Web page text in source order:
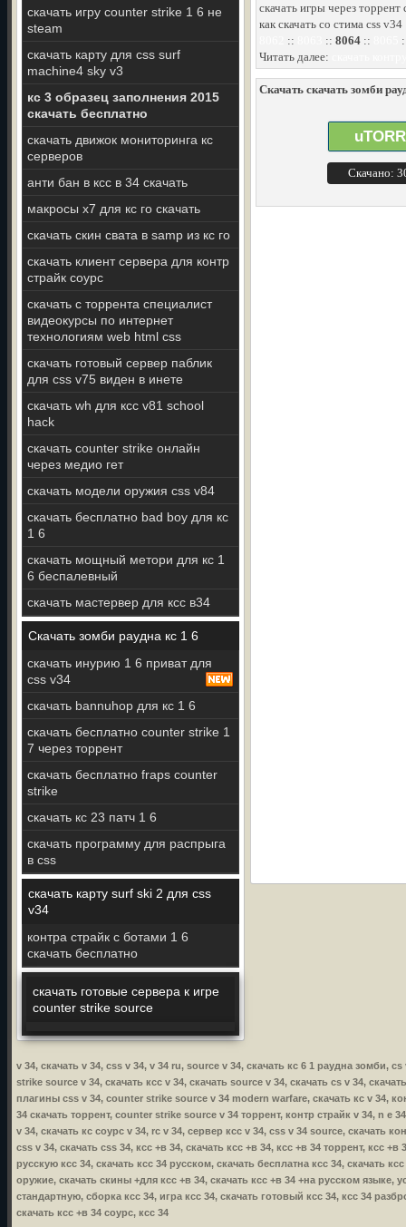
скачать игру counter strike 1 6 не
steam
скачать карту для css surf
machine4 sky v3
кс 3 образец заполнения 2015
скачать бесплатно
скачать движок мониторинга кс
серверов
анти бан в ксс в 34 скачать
макросы х7 для кс го скачать
скачать скин свата в samp из кс го
скачать клиент сервера для контр
страйк соурс
скачать с торрента специалист
видеокурсы по интернет
технологиям web html css
скачать готовый сервер паблик
для css v75 виден в инете
скачать wh для ксс v81 school
hack
скачать counter strike онлайн
через медио гет
скачать модели оружия css v84
скачать бесплатно bad boy для кс
1 6
скачать мощный метори для кс 1
6 беспалевный
скачать мастервер для ксс в34
Скачать зомби раудна кс 1 6
скачать инурию 1 6 приват для
css v34
скачать bannuhop для кс 1 6
скачать бесплатно counter strike 1
7 через торрент
скачать бесплатно fraps counter
strike
скачать кс 23 патч 1 6
скачать программу для распрыга
в css
скачать карту surf ski 2 для css
v34
контра страйк с ботами 1 6
скачать бесплатно
скачать готовые сервера к игре
counter strike source
скачать игры через
как скачать со стима css v34
:: :: 8064 ::
Читать далее:
Скачать скачать зомби
Скачано:
v 34, скачать v 34, css v 34, v 34 ru, source v 34, скачать кс 6 1 раудна зомби,
strike source v 34, скачать ксс v 34, скачать source v 34, скачать cs v 34,
плагины css v 34, counter strike source v 34 modern warfare, скачать кс v 34,
34 скачать торрент, counter strike source v 34 торрент, контр страйк v 34, n e
v 34, скачать кс соурс v 34, rc v 34, сервер ксс v 34, css v 34 source, скачать
css v 34, скачать css 34, ксс +в 34, скачать ксс +в 34, ксс +в 34 торрент, ксс
русскую ксс 34, скачать ксс 34 русском, скачать бесплатна ксс 34, скачать
оружие, скачать скины +для ксс +в 34, скачать ксс +в 34 +на русском языке,
стандартную, сборка ксс 34, игра ксс 34, скачать готовый ксс 34, ксс 34
скачать ксс +в 34 соурс, ксс 34